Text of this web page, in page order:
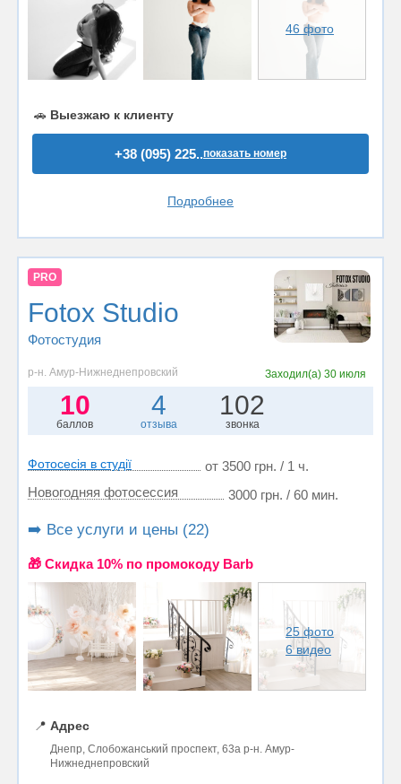
46 фото
🚗 Выезжаю к клиенту
+38 (095) 225..показать номер
Подробнее
PRO
Fotox Studio
Фотостудия
р-н. Амур-Нижнеднепровский Заходил(а)30 июля
10
баллов
4
отзыва
102
звонка
Фотосесія в студії
от 3500 грн. / 1 ч.
Новогодняя фотосессия
3000 грн. / 60 мин.
➡️ Все услуги и цены (22)
🎁 Cкидка 10% по промокоду Barb
25 фото
6 видео
📍 Адрес
Днепр, Слобожанський проспект, 63а р-н. Амур-
Нижнеднепровский